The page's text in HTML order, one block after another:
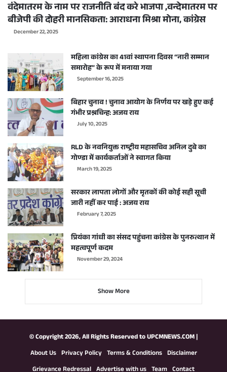
वंदेमातरम के नाम पर राजनीति बंद करे भाजपा ,वन्देमातरम पर
बीजेपी की दोहरी मानसिकता: आराधना मिश्रा मोना, कांग्रेस
December 22, 2025
महिला कांग्रेस का 41वां स्थापना दिवस “नारी सम्मान
समारोह” के रूप में मनाया गया
September 16, 2025
बिहार चुनाव ! चुनाव आयोग के निर्णय पर खड़े हुए कई
गंभीर प्रश्नचिन्ह: अजय राय
July 10, 2025
RLD के नवनियुक्त राष्ट्रीय महासचिव अनिल दुबे का
गोण्डा में कार्यकर्ताओं ने स्वागत किया
March 19, 2025
सरकार लापता लोगों और मृतकों की कोई सही सूची
जारी नहीं कर पाई : अजय राय
February 7, 2025
प्रियंका गांधी का संसद पहुंचना कांग्रेस के पुनरुत्थान में
महत्वपूर्ण कदम
November 29, 2024
Show More
© Copyright 2026, All Rights Reserved toUPCMNEWS.COM|
About Us Privacy Policy Terms & Conditions Disclaimer